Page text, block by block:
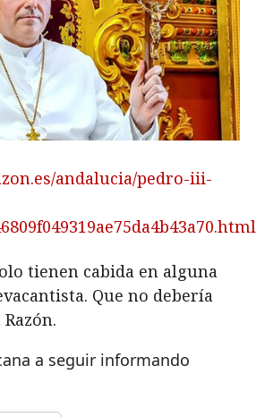
andalucia/pedro-iii-
tienen cabida en alguna
Que no debería
a seguir informando